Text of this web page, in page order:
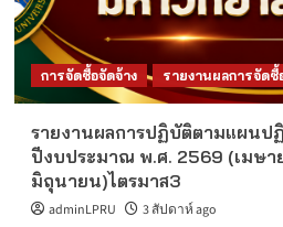
การจัดซื้อจัดจ้าง รายงานผลการจัดซื้
รายงานผลการปฏิบัติตามแผนป
ปีงบประมาณ พ.ศ. 2569 (เมษา
มิถุนายน)ไตรมาส3
adminLPRU 3 สัปดาห์ ago